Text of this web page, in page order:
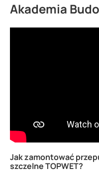
Akademia
Jak zamontować
szczelne TOPWET?